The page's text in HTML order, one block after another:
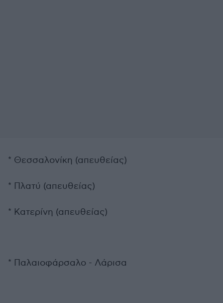
* Θεσσαλονίκη (απευθείας)
* Πλατύ (απευθείας)
* Κατερίνη (απευθείας)
* Παλαιοφάρσαλο - Λάρισα